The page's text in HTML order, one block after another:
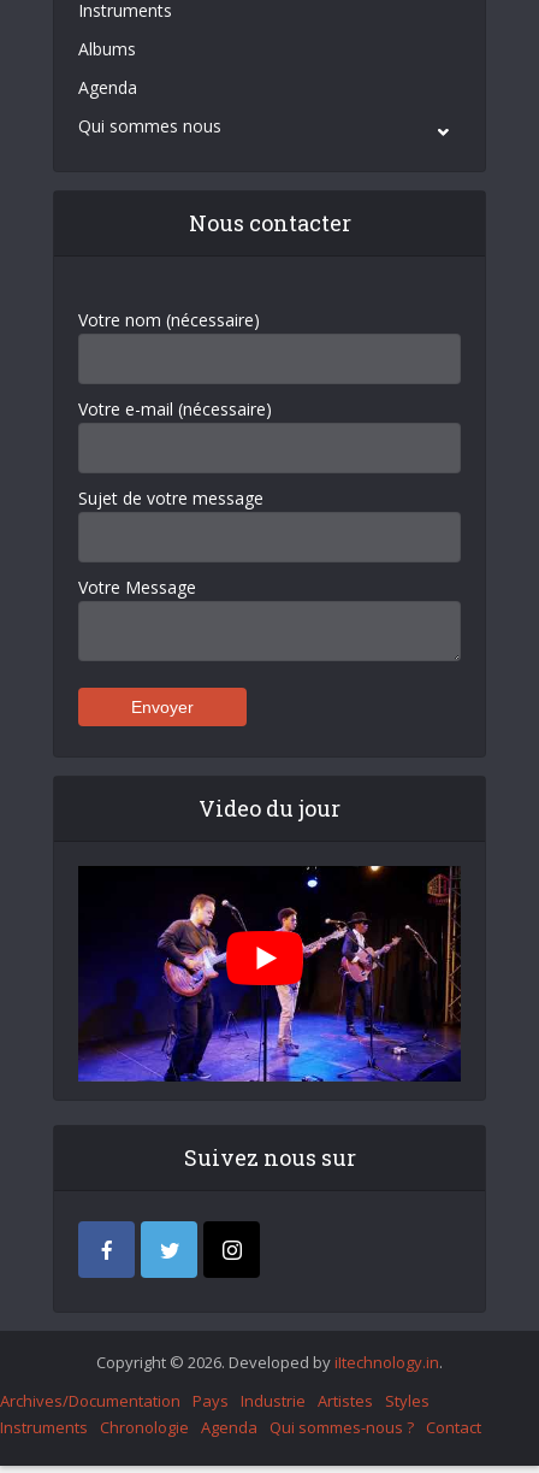
Instruments
Albums
Agenda
Qui sommes nous
Nous contacter
Votre nom (nécessaire)
Votre e-mail (nécessaire)
Sujet de votre message
Votre Message
Video du jour
Suivez nous sur
Copyright © 2026. Developed by iItechnology.in.
Archives/Documentation
Pays Industrie Artistes
Styles
Instruments
Chronologie Agenda Qui sommes-nous ? Contact